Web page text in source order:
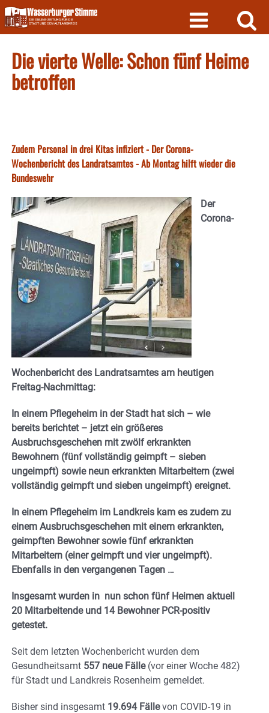
Skip
to
content
Die vierte Welle: Schon fünf Heime
betroffen
Zudem Personal in drei Kitas infiziert - Der Corona-
Wochenbericht des Landratsamtes - Ab Montag hilft wieder die
Bundeswehr
Der
Corona-
Wochenbericht des Landratsamtes am heutigen
Freitag-Nachmittag:
In einem Pflegeheim in der Stadt hat sich – wie
bereits berichtet – jetzt ein größeres
Ausbruchsgeschehen mit zwölf erkrankten
Bewohnern (fünf vollständig geimpft – sieben
ungeimpft) sowie neun erkrankten Mitarbeitern (zwei
vollständig geimpft und sieben ungeimpft) ereignet.
In einem Pflegeheim im Landkreis kam es zudem zu
einem Ausbruchsgeschehen mit einem erkrankten,
geimpften Bewohner sowie fünf erkrankten
Mitarbeitern (einer geimpft und vier ungeimpft).
Ebenfalls in den vergangenen Tagen …
Insgesamt wurden in nun schon fünf Heimen aktuell
20 Mitarbeitende und 14 Bewohner PCR-positiv
getestet.
Seit dem letzten Wochenbericht wurden dem
Gesundheitsamt 557 neue Fälle (vor einer Woche 482)
für Stadt und Landkreis Rosenheim gemeldet.
Bisher sind insgesamt 19.694Fällevon COVID-19 in